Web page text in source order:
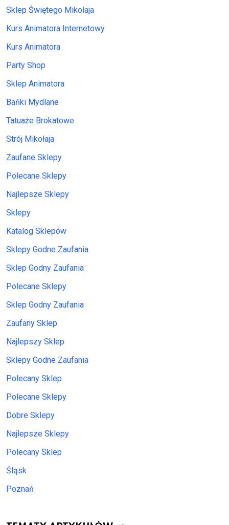
Sklep Świętego Mikołaja
Kurs Animatora Internetowy
Kurs Animatora
Party Shop
Sklep Animatora
Bańki Mydlane
Tatuaże Brokatowe
Strój Mikołaja
Zaufane Sklepy
Polecane Sklepy
Najlepsze Sklepy
Sklepy
Katalog Sklepów
Sklepy Godne Zaufania
Sklep Godny Zaufania
Polecane Sklepy
Sklep Godny Zaufania
Zaufany Sklep
Najlepszy Sklep
Sklepy Godne Zaufania
Polecany Sklep
Polecane Sklepy
Dobre Sklepy
Najlepsze Sklepy
Polecany Sklep
Śląsk
Poznań